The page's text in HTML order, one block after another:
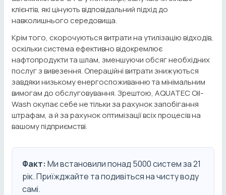
клієнтів, які цінують відповідальний підхід до
навколишнього середовища.
Крім того, скорочуються витрати на утилізацію відходів,
оскільки система ефективно відокремлює
нафтопродукти та шлам, зменшуючи обсяг необхідних
послуг з вивезення. Операційні витрати знижуються
завдяки низькому енергоспоживанню та мінімальним
вимогам до обслуговування. Зрештою, AQUATEC Oil-
Wash окупає себе не тільки за рахунок запобігання
штрафам, а й за рахунок оптимізації всіх процесів на
вашому підприємстві.
Факт: Ми встановили понад 5000 систем за 21
рік. Приїжджайте та подивіться на чисту воду
самі.